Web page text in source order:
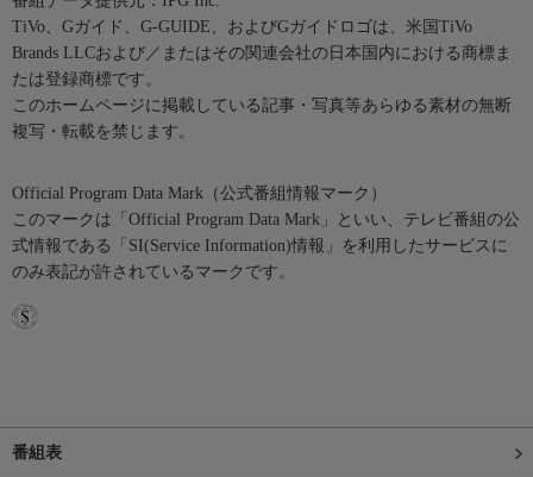
TiVo、Gガイド、G-GUIDE、およびGガイドロゴは、米国TiVo
Brands LLCおよび／またはその関連会社の日本国内における商標ま
たは登録商標です。
このホームページに掲載している記事・写真等あらゆる素材の無断
複写・転載を禁じます。
Official Program Data Mark（公式番組情報マーク）
このマークは「Official Program Data Mark」といい、テレビ番組の公
式情報である「SI(Service Information)情報」を利用したサービスに
のみ表記が許されているマークです。
番組表